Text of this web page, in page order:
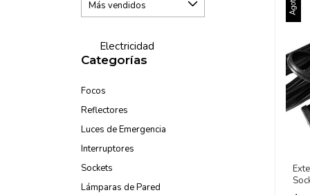
Electricidad
Categorías
Focos
Reflectores
Luces de Emergencia
Interruptores
Sockets
Lámparas de Pared